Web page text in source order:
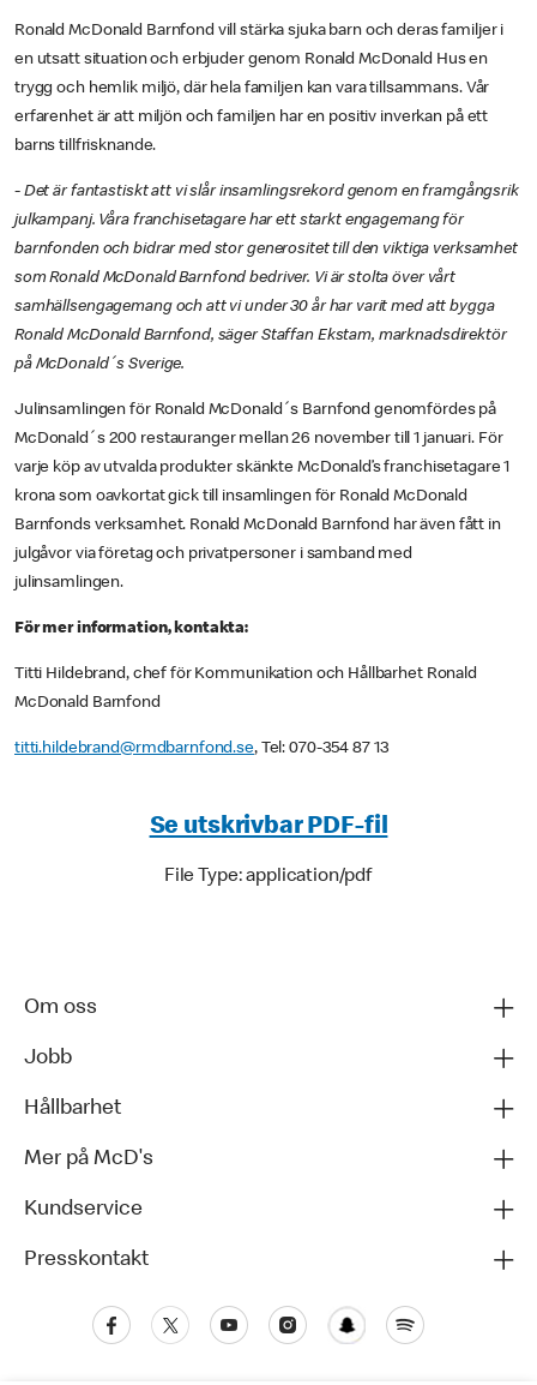
Ronald McDonald Barnfond vill stärka sjuka barn och deras familjer i
en utsatt situation och erbjuder genom Ronald McDonald Hus en
trygg och hemlik miljö, där hela familjen kan vara tillsammans. Vår
erfarenhet är att miljön och familjen har en positiv inverkan på ett
barns tillfrisknande.
- Det är fantastiskt att vi slår insamlingsrekord genom en framgångsrik
julkampanj. Våra franchisetagare har ett starkt engagemang för
barnfonden och bidrar med stor generositet till den viktiga verksamhet
som Ronald McDonald Barnfond bedriver. Vi är stolta över vårt
samhällsengagemang och att vi under 30 år har varit med att bygga
Ronald McDonald Barnfond, säger Staffan Ekstam, marknadsdirektör
på McDonald´s Sverige.
Julinsamlingen för Ronald McDonald´s Barnfond genomfördes på
McDonald´s 200 restauranger mellan 26 november till 1 januari. För
varje köp av utvalda produkter skänkte McDonald’s franchisetagare 1
krona som oavkortat gick till insamlingen för Ronald McDonald
Barnfonds verksamhet. Ronald McDonald Barnfond har även fått in
julgåvor via företag och privatpersoner i samband med
julinsamlingen.
För mer information, kontakta:
Titti Hildebrand, chef för Kommunikation och Hållbarhet Ronald
McDonald Barnfond
titti.hildebrand@rmdbarnfond.se, Tel: 070-354 87 13
Se utskrivbar PDF-fil
File Type: application/pdf
Om oss
Jobb
Hållbarhet
Mer på McD's
Kundservice
Presskontakt